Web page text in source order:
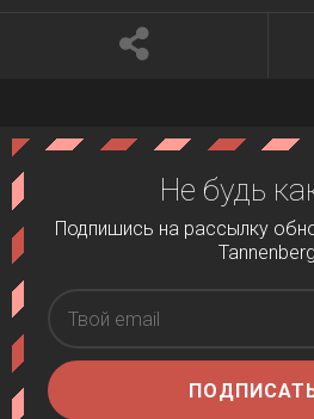
Не будь
Подпишись на рассылку
Tannenberg